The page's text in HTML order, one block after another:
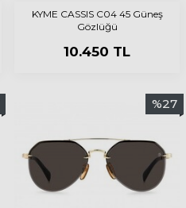
KYME CASSIS C04 45 Güneş
Gözlüğü
10.450 TL
%27